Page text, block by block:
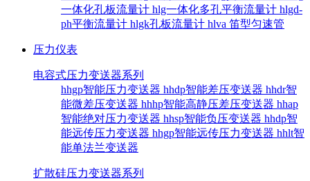
一体化孔板流量计 hlg一体化多孔平衡流量计 hlgd-
ph平衡流量计 hlgk孔板流量计 hlva 笛型匀速管
压力仪表
电容式压力变送器系列
hhgp智能压力变送器 hhdp智能差压变送器 hhdr智
能微差压变送器 hhhp智能高静压差压变送器 hhap
智能绝对压力变送器 hhsp智能负压变送器 hhdp智
能远传压力变送器 hhgp智能远传压力变送器 hhlt智
能单法兰变送器
扩散硅压力变送器系列